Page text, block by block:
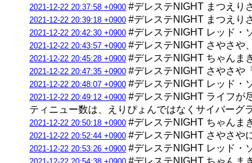
2021-12-22 20:37:58 +0900 #デレステNIGHT まつえり
2021-12-22 20:39:18 +0900 #デレステNIGHT まつえり
2021-12-22 20:42:30 +0900 #デレステNIGHT レッド・
2021-12-22 20:43:57 +0900 #デレステNIGHT さやさや
2021-12-22 20:45:28 +0900 #デレステNIGHT ちゃん
2021-12-22 20:47:35 +0900 #デレステNIGHT さやさや
2021-12-22 20:48:07 +0900 #デレステNIGHT レッド・
2021-12-22 20:49:12 +0900 #デレステNIGHT ライフが
ティニュー数は、えりぴょんではなくサイバーグ
2021-12-22 20:50:18 +0900 #デレステNIGHT ちゃんま
2021-12-22 20:52:44 +0900 #デレステNIGHT さやさや
2021-12-22 20:53:26 +0900 #デレステNIGHT レッド・
#デレステNIGHT ちゃんま